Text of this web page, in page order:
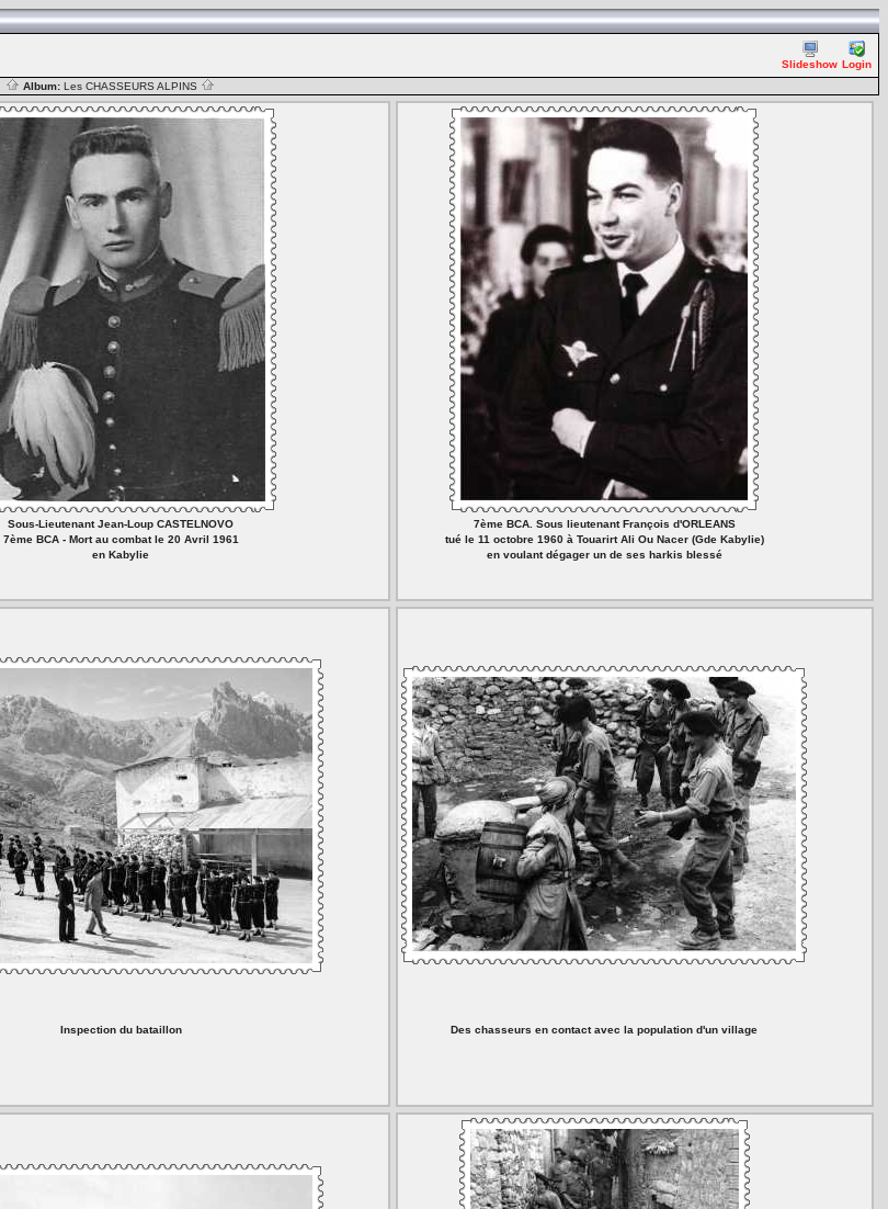
Slideshow Login
Album: Les CHASSEURS ALPINS
Sous-Lieutenant Jean-Loup CASTELNOVO
7ème BCA - Mort au combat le 20 Avril 1961
en Kabylie
7ème BCA. Sous lieutenant François d'ORLEANS
tué le 11 octobre 1960 à Touarirt Ali Ou Nacer (Gde Kabylie)
en voulant dégager un de ses harkis blessé
Inspection du bataillon Des chasseurs en contact avec la population d'un village